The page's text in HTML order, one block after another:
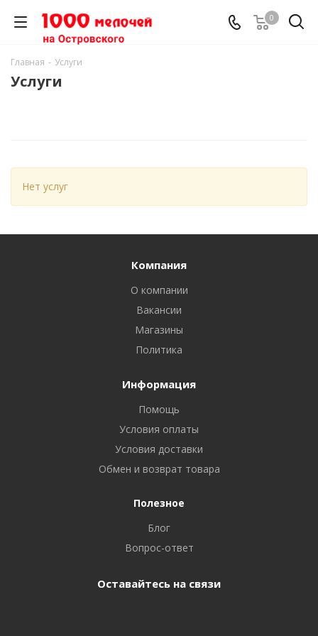
0
Главная - Услуги
Услуги
Нет услуг
Компания
О компании
Вакансии
Магазины
Политика
Информация
Помощь
Условия оплаты
Условия доставки
Обмен и возврат товара
Полезное
Блог
Вопрос-ответ
Оставайтесь на связи